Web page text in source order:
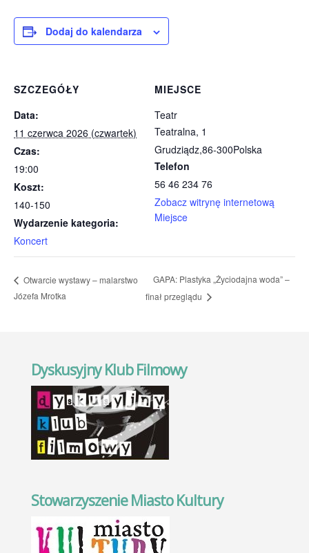
Dodaj do kalendarza
SZCZEGÓŁY
Data:
11 czerwca 2026 (czwartek)
Czas:
19:00
Koszt:
140-150
Wydarzenie kategoria:
Koncert
MIEJSCE
Teatr
Teatralna, 1
Grudziądz,86-300Polska
Telefon
56 46 234 76
Zobacz witrynę internetową
Miejsce
Otwarcie wystawy – malarstwo
Józefa Mrotka
GAPA: Plastyka „Życiodajna woda” –
finał przeglądu
Dyskusyjny Klub Filmowy
Stowarzyszenie Miasto Kultury